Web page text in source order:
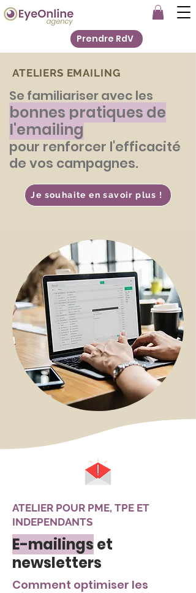
Prendre RdV
ATELIERS EMAILING
Se familiariser avec les
bonnes pratiques de
l'emailing
pour renforcer l'efficacité
de vos campagnes.
Je souhaite en savoir plus !
ATELIER POUR PME, TPE ET
INDEPENDANTS
E-mailings et
newsletters
Comment optimiser les